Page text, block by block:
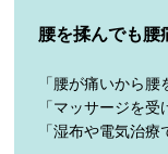
腰を揉んでも
「腰が痛いから腰
「マッサージを
「湿布や電気治